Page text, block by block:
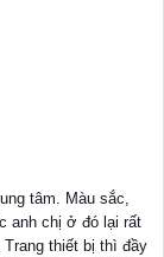
tâm. Màu sắc,
anh chị ở đó lại rất
thiết bị thì đầy